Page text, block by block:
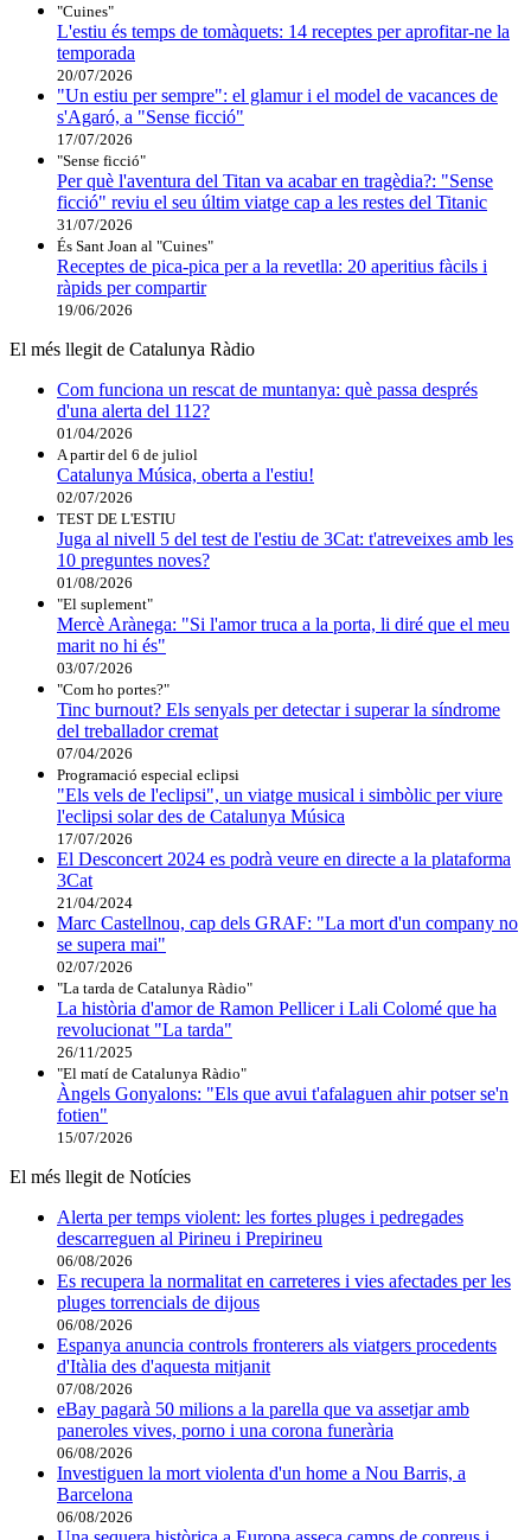
"Cuines"
L'estiu és temps de tomàquets: 14 receptes per aprofitar-ne la
temporada
20/07/2026
"Un estiu per sempre": el glamur i el model de vacances de
s'Agaró, a "Sense ficció"
17/07/2026
"Sense ficció"
Per què l'aventura del Titan va acabar en tragèdia?: "Sense
ficció" reviu el seu últim viatge cap a les restes del Titanic
31/07/2026
És Sant Joan al "Cuines"
Receptes de pica-pica per a la revetlla: 20 aperitius fàcils i
ràpids per compartir
19/06/2026
El més llegit de Catalunya Ràdio
Com funciona un rescat de muntanya: què passa després
d'una alerta del 112?
01/04/2026
A partir del 6 de juliol
Catalunya Música, oberta a l'estiu!
02/07/2026
TEST DE L'ESTIU
Juga al nivell 5 del test de l'estiu de 3Cat: t'atreveixes amb les
10 preguntes noves?
01/08/2026
"El suplement"
Mercè Arànega: "Si l'amor truca a la porta, li diré que el meu
marit no hi és"
03/07/2026
"Com ho portes?"
Tinc burnout? Els senyals per detectar i superar la síndrome
del treballador cremat
07/04/2026
Programació especial eclipsi
"Els vels de l'eclipsi", un viatge musical i simbòlic per viure
l'eclipsi solar des de Catalunya Música
17/07/2026
El Desconcert 2024 es podrà veure en directe a la plataforma
3Cat
21/04/2024
Marc Castellnou, cap dels GRAF: "La mort d'un company no
se supera mai"
02/07/2026
"La tarda de Catalunya Ràdio"
La història d'amor de Ramon Pellicer i Lali Colomé que ha
revolucionat "La tarda"
26/11/2025
"El matí de Catalunya Ràdio"
Àngels Gonyalons: "Els que avui t'afalaguen ahir potser se'n
fotien"
15/07/2026
El més llegit de Notícies
Alerta per temps violent: les fortes pluges i pedregades
descarreguen al Pirineu i Prepirineu
06/08/2026
Es recupera la normalitat en carreteres i vies afectades per les
pluges torrencials de dijous
06/08/2026
Espanya anuncia controls fronterers als viatgers procedents
d'Itàlia des d'aquesta mitjanit
07/08/2026
eBay pagarà 50 milions a la parella que va assetjar amb
paneroles vives, porno i una corona funerària
06/08/2026
Investiguen la mort violenta d'un home a Nou Barris, a
Barcelona
06/08/2026